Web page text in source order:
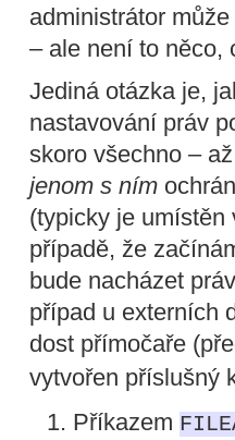
administrátor
– ale není to něco,
Jediná otázka je,
nastavování práv
skoro všechno –
jenom s ním
(typicky je umístěn
případě, že
bude nacházet
případ u externích
dost přímočaře
vytvořen příslušný
Příkazem